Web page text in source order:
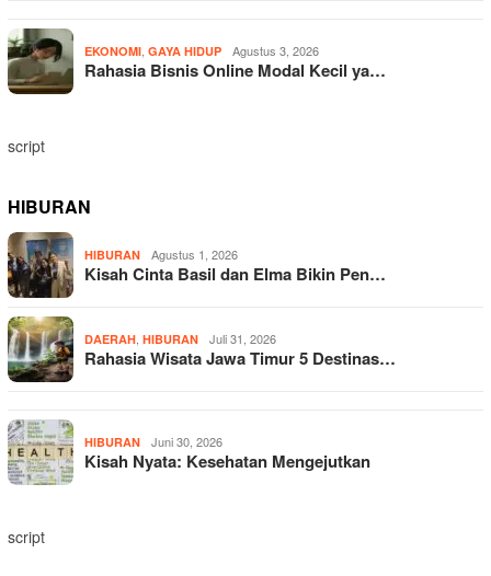
EKONOMI, GAYA HIDUP Agustus 3, 2026
Rahasia Bisnis Online Modal Kecil ya…
script
HIBURAN
HIBURAN Agustus 1, 2026
Kisah Cinta Basil dan Elma Bikin Pen…
DAERAH, HIBURAN Juli 31, 2026
Rahasia Wisata Jawa Timur 5 Destinas…
HIBURAN Juni 30, 2026
Kisah Nyata: Kesehatan Mengejutkan
script